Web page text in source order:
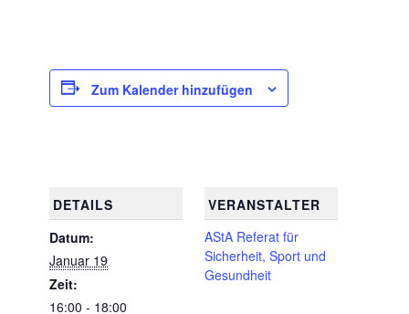
Zum Kalender hinzufügen
DETAILS
Datum:
Januar 19
Zeit:
16:00 - 18:00
VERANSTALTER
AStA Referat für
Sicherheit, Sport und
Gesundheit